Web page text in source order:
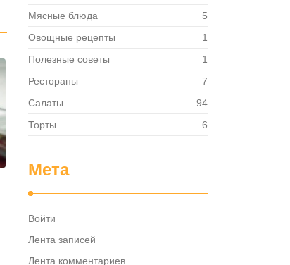
Мясные блюда
5
Овощные рецепты
1
Полезные советы
1
Рестораны
7
Салаты
94
Торты
6
Мета
Войти
Лента записей
Лента комментариев